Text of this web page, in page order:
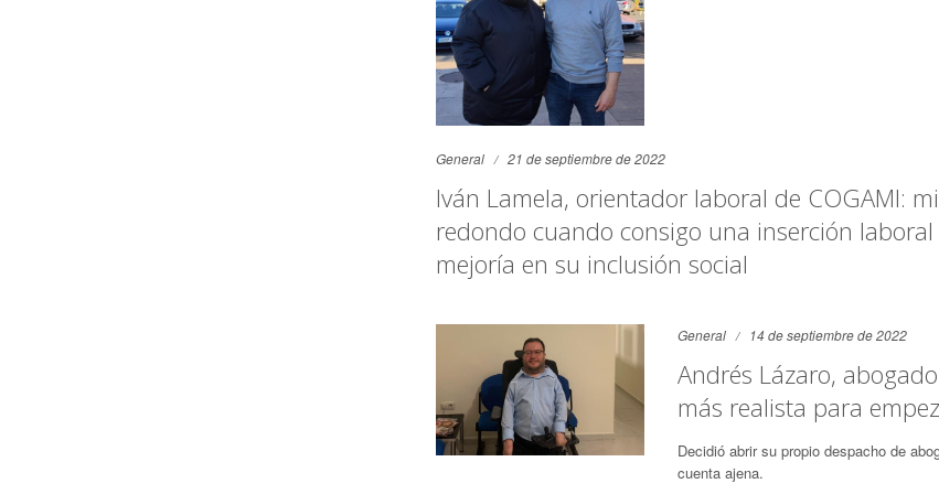
General 21 de septiembre de 2022
Iván Lamela, orientador laboral de COGAMI:
redondo cuando consigo una inserción
mejoría en su inclusión social
General 14 de septiembre de 2022
Andrés Lázaro,
más realista para
Decidió abrir su propio despacho de
cuenta ajena.